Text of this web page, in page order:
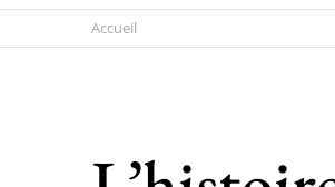
Accueil